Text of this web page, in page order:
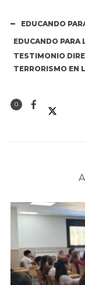
EDUCANDO
EDUCANDO PARA
TESTIMONIO
TERRORISMO EN
0